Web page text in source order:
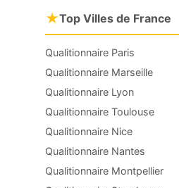
★Top Villes de France
Qualitionnaire Paris
Qualitionnaire Marseille
Qualitionnaire Lyon
Qualitionnaire Toulouse
Qualitionnaire Nice
Qualitionnaire Nantes
Qualitionnaire Montpellier